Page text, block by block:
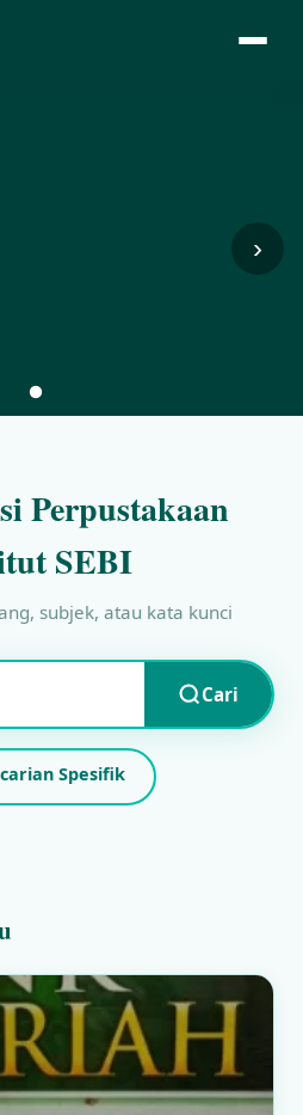
›
Perpustakaan
SEBI
subjek, atau kata kunci
Cari
Spesifik